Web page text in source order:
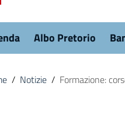
Albo Pretorio
/ Notizie / Formazione: